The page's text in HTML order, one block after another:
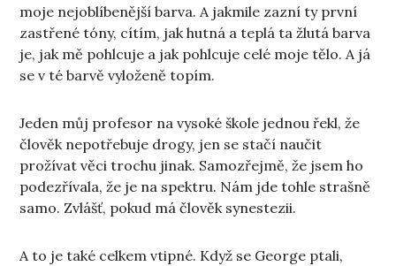
moje nejoblíbenější barva. A jakmile zazní ty první
zastřené tóny, cítím, jak hutná a teplá ta žlutá barva
je, jak mě pohlcuje a jak pohlcuje celé moje tělo. A já
se v té barvě vyloženě topím.
Jeden můj profesor na vysoké škole jednou řekl, že
člověk nepotřebuje drogy, jen se stačí naučit
prožívat věci trochu jinak. Samozřejmě, že jsem ho
podezřívala, že je na spektru. Nám jde tohle strašně
samo. Zvlášť, pokud má člověk synestezii.
A to je také celkem vtipné. Když se George ptali,